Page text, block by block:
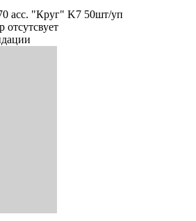
асс. "Круг" K7 50шт/уп